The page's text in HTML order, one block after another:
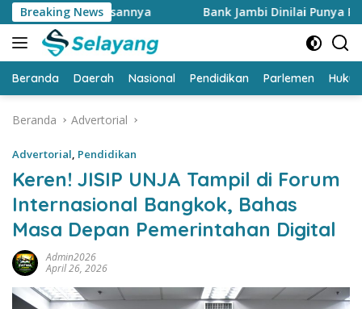
Langsung
ke
konten
Breaking News Bank Jambi Dinilai Punya Peran Strategis
Beranda Daerah Nasional Pendidikan Parlemen
Beranda Advertorial
Advertorial, Pendidikan
Keren! JISIP UNJA Tampil di Forum
Internasional Bangkok, Bahas
Masa Depan Pemerintahan Digital
Admin2026
April 26, 2026